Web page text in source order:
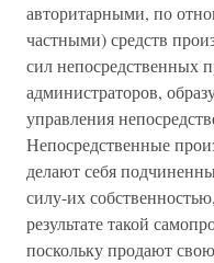
авторитарными, по
частными) средств
сил непосредственных
администраторов,
управления
Непосредственные
делают себя
силу-их
результате такой
поскольку продают